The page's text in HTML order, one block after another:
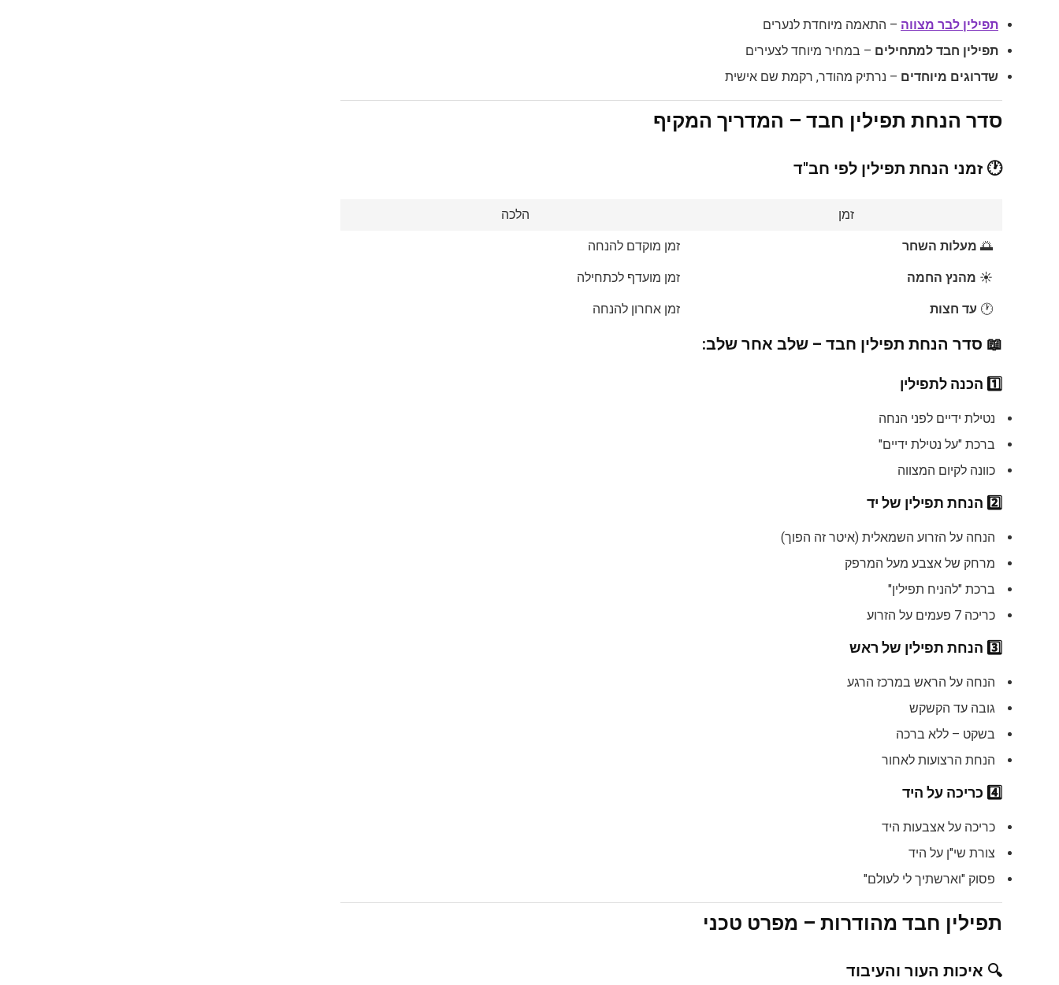
תפילין לבר מצווה – התאמה מיוחדת לנערים
תפילין חבד למתחילים – במחיר מיוחד לצעירים
שדרוגים מיוחדים – נרתיק מהודר, רקמת שם אישית
סדר הנחת תפילין חבד – המדריך המקיף
🕐 זמני הנחת תפילין לפי חב"ד
זמן הלכה
🌅 מעלות השחר זמן מוקדם להנחה
☀️ מהנץ החמה זמן מועדף לכתחילה
🕐 עד חצות זמן אחרון להנחה
📖 סדר הנחת תפילין חבד – שלב אחר שלב:
1️⃣ הכנה לתפילין
נטילת ידיים לפני הנחה
ברכת "על נטילת ידיים"
כוונה לקיום המצווה
2️⃣ הנחת תפילין של יד
הנחה על הזרוע השמאלית (איטר זה הפוך)
מרחק של אצבע מעל המרפק
ברכת "להניח תפילין"
כריכה 7 פעמים על הזרוע
3️⃣ הנחת תפילין של ראש
הנחה על הראש במרכז הרגע
גובה עד הקשקש
בשקט – ללא ברכה
הנחת הרצועות לאחור
4️⃣ כריכה על היד
כריכה על אצבעות היד
צורת שי"ן על היד
פסוק "וארשתיך לי לעולם"
תפילין חבד מהודרות – מפרט טכני
🔍 איכות העור והעיבוד